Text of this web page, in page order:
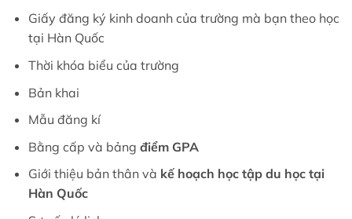
Giấy đăng ký kinh doanh của trường mà bạn theo học
tại Hàn Quốc
Thời khóa biểu của trường
Bản khai
Mẫu đăng kí
Bằng cấp và bảng điểm GPA
Giới thiệu bản thân và kế hoạch học tập du học tại
Hàn Quốc